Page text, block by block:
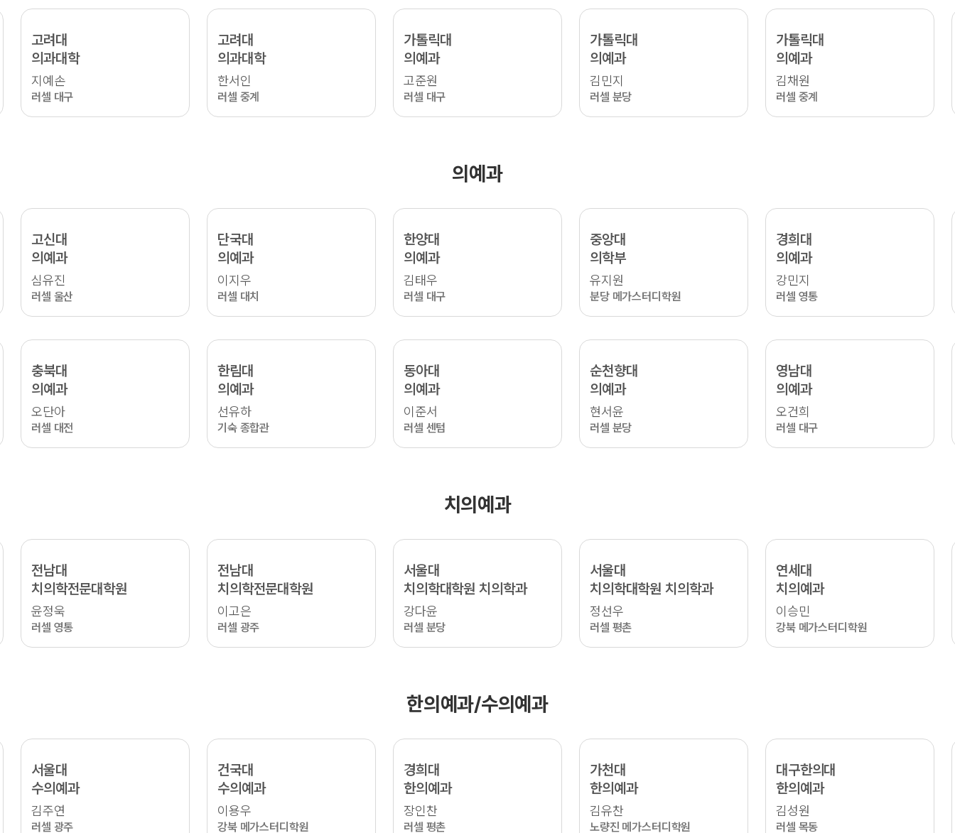
고려대
의과대학
지예손
러셀 대구
고려대
의과대학
한서인
러셀 중계
가톨릭대
의예과
고준원
러셀 대구
가톨릭대
의예과
김민지
러셀 분당
가톨릭대
의예과
김채원
러셀 중계
의예과
고신대
의예과
심유진
러셀 울산
단국대
의예과
이지우
러셀 대치
한양대
의예과
김태우
러셀 대구
중앙대
의학부
유지원
분당 메가스터디학원
경희대
의예과
강민지
러셀 영통
충북대
의예과
오단아
러셀 대전
한림대
의예과
선유하
기숙 종합관
동아대
의예과
이준서
러셀 센텀
순천향대
의예과
현서윤
러셀 분당
영남대
의예과
오건희
러셀 대구
치의예과
전남대
치의학전문대학원
윤정욱
러셀 영통
전남대
치의학전문대학원
이고은
러셀 광주
서울대
치의학대학원 치의학과
강다윤
러셀 분당
서울대
치의학대학원 치의학과
정선우
러셀 평촌
연세대
치의예과
이승민
강북 메가스터디학원
한의예과/수의예과
서울대
수의예과
김주연
러셀 광주
건국대
수의예과
이용우
강북 메가스터디학원
경희대
한의예과
장인찬
러셀 평촌
가천대
한의예과
김유찬
노량진 메가스터디학원
대구한의대
한의예과
김성원
러셀 목동